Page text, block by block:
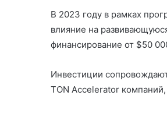
В 2023 году в рамках
влияние на
финансирование от $50
Инвестиции
TON Accelerator